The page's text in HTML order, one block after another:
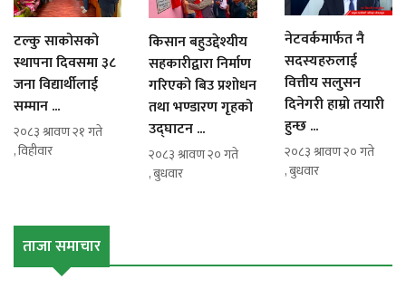
टल्कु साकोसको
स्थापना दिवसमा ३८
जना विद्यार्थीलाई
सम्मान ...
२०८३ श्रावण २१ गते
, विहीवार
किसान बहुउद्देश्यीय
सहकारीद्वारा निर्माण
गरिएको बिउ प्रशोधन
तथा भण्डारण गृहको
उद्घाटन ...
२०८३ श्रावण २० गते
, बुधवार
नेटवर्कमार्फत नै
सदस्यहरुलाई
वित्तीय सलुसन
दिनेगरी हाम्रो तयारी
हुन्छ ...
२०८३ श्रावण २० गते
, बुधवार
ताजा समाचार